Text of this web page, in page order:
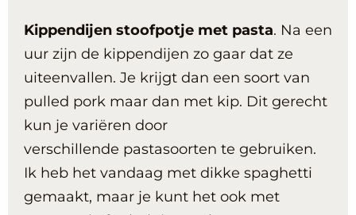
Kippendijen stoofpotje met pasta. Na een
uur zijn de kippendijen zo gaar dat ze
uiteenvallen. Je krijgt dan een soort van
pulled pork maar dan met kip. Dit gerecht
kun je variëren door
verschillende pastasoorten te gebruiken.
Ik heb het vandaag met dikke spaghetti
gemaakt, maar je kunt het ook met